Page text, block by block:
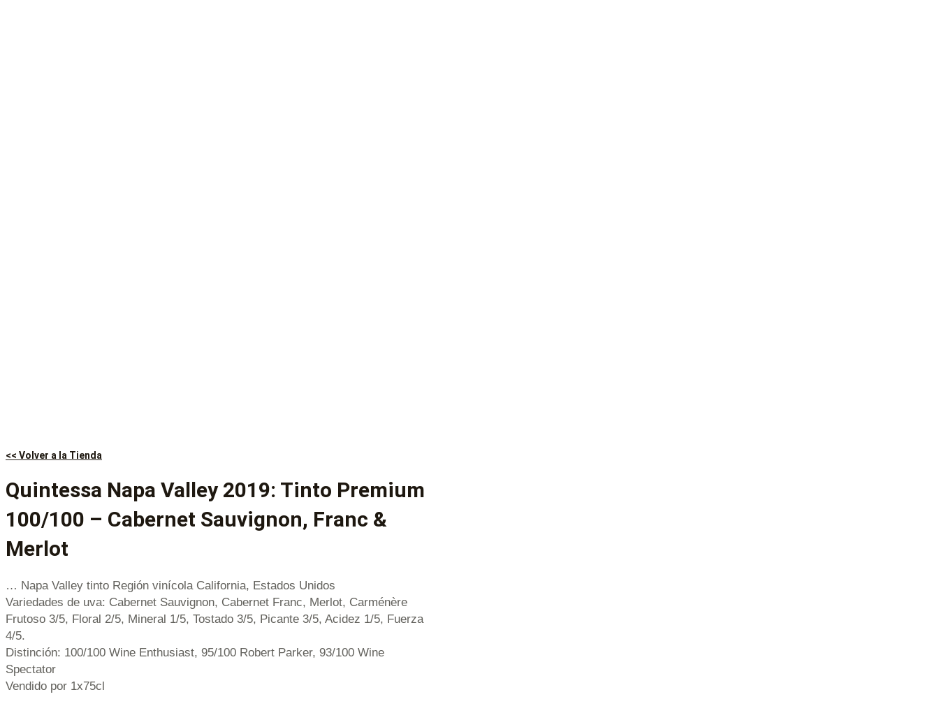
<< Volver a la Tienda
Quintessa Napa Valley 2019: Tinto Premium
100/100 – Cabernet Sauvignon, Franc &
Merlot
… Napa Valley tinto Región vinícola California, Estados Unidos
Variedades de uva: Cabernet Sauvignon, Cabernet Franc, Merlot, Carménère
Frutoso 3/5, Floral 2/5, Mineral 1/5, Tostado 3/5, Picante 3/5, Acidez 1/5, Fuerza
4/5.
Distinción: 100/100 Wine Enthusiast, 95/100 Robert Parker, 93/100 Wine
Spectator
Vendido por 1x75cl